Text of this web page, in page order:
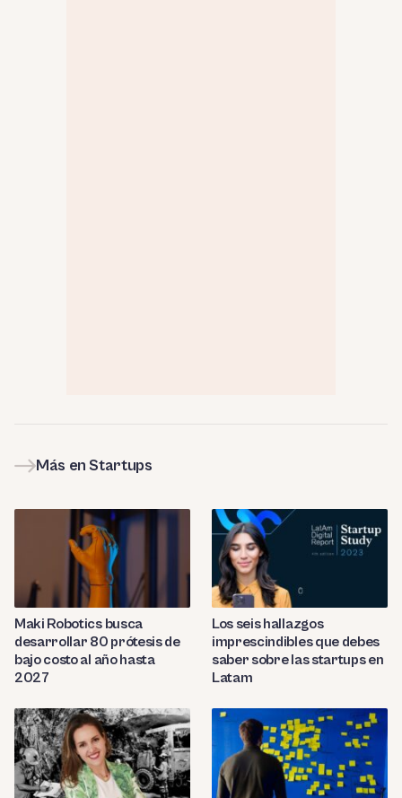
Más en Startups
Maki Robotics busca
desarrollar 80 prótesis de
bajo costo al año hasta
2027
Los seis hallazgos
imprescindibles que debes
saber sobre las startups en
Latam